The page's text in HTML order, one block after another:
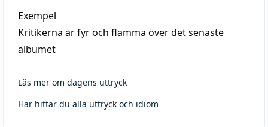
Exempel
Kritikerna är fyr och flamma över det senaste
albumet
Läs mer om dagens uttryck
Här hittar du alla uttryck och idiom